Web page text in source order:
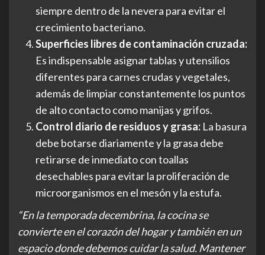
siempre dentro de la nevera para evitar el
crecimiento bacteriano.
Superficies libres de contaminación cruzada:
Es indispensable asignar tablas y utensilios
diferentes para carnes crudas y vegetales,
además de limpiar constantemente los puntos
de alto contacto como manijas y grifos.
Control diario de residuos y grasa: La basura
debe botarse diariamente y la grasa debe
retirarse de inmediato con toallas
desechables para evitar la proliferación de
microorganismos en el mesón y la estufa.
“En la temporada decembrina, la cocina se
convierte en el corazón del hogar y también en un
espacio donde debemos cuidar la salud. Mantener